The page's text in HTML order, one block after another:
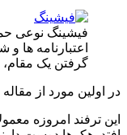
فیشینگ نوعی
اعتبارنامه ها
گرفتن یک مقام،
در اولین مورد از